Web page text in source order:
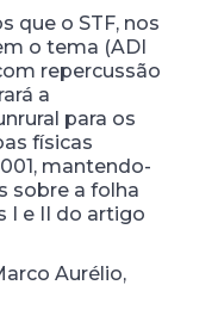
que o STF, nos
o tema (ADI
repercussão
a
para os
físicas
mantendo-
sobre a folha
I e II do artigo
Aurélio,